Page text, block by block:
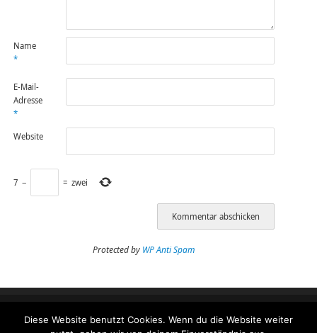
Name
*
E-Mail-
Adresse
*
Website
7 − = zwei
Protected by WP Anti Spam
Impressum Datenschutzeinstellungen Benutzer Datenschutzerklärung
Diese Website benutzt Cookies. Wenn du die Website weiter